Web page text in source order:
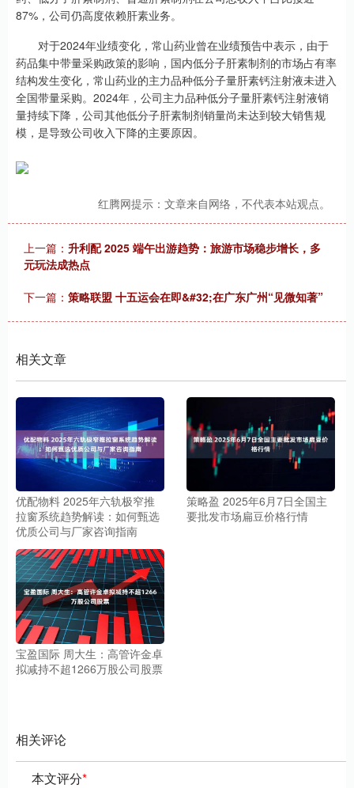
87%，公司仍高度依赖肝素业务。
对于2024年业绩变化，常山药业曾在业绩预告中表示，由于
药品集中带量采购政策的影响，国内低分子肝素制剂的市场占有率
结构发生变化，常山药业的主力品种低分子量肝素钙注射液未进入
全国带量采购。2024年，公司主力品种低分子量肝素钙注射液销
量持续下降，公司其他低分子肝素制剂销量尚未达到较大销售规
模，是导致公司收入下降的主要原因。
红腾网提示：文章来自网络，不代表本站观点。
上一篇： 升利配 2025 端午出游趋势：旅游市场稳步增长，多
元玩法成热点
下一篇： 策略联盟 十五运会在即&#32;在广东广州“见微知著”
相关文章
优配物料 2025年六轨极窄推
拉窗系统趋势解读：如何甄选
优质公司与厂家咨询指南
策略盈 2025年6月7日全国主
要批发市场扁豆价格行情
宝盈国际 周大生：高管许金卓
拟减持不超1266万股公司股票
相关评论
本文评分*